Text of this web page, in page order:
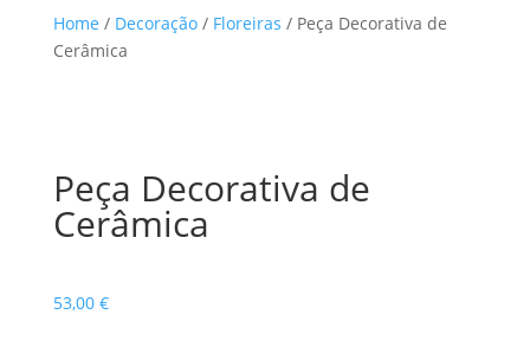
Home / Decoração/ Floreiras / Peça Decorativa de
Cerâmica
Peça Decorativa de
Cerâmica
53,00 €